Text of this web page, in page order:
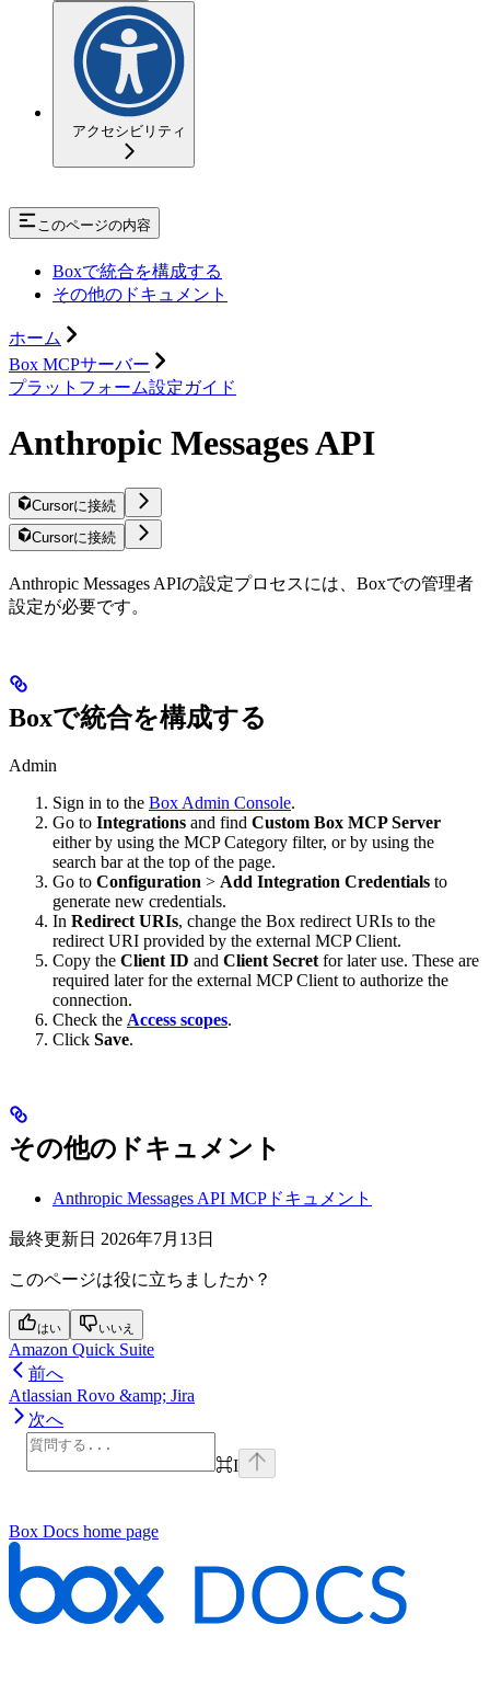
アクセシビリティ
このページの内容
Boxで統合を構成する
その他のドキュメント
ホーム
Box MCPサーバー
プラットフォーム設定ガイド
Anthropic Messages API
Cursorに接続
Cursorに接続
Anthropic Messages APIの設定プロセスには、Boxでの管理者
設定が必要です。
Boxで統合を構成する
Admin
Sign in to the Box Admin Console.
Go to Integrations and find Custom Box MCP Server
either by using the MCP Category filter, or by using the
search bar at the top of the page.
Go to Configuration > Add Integration Credentials to
generate new credentials.
In Redirect URIs, change the Box redirect URIs to the
redirect URI provided by the external MCP Client.
Copy the Client ID and Client Secretfor later use. These are
required later for the external MCP Client to authorize the
connection.
Check the Access scopes.
Click Save.
その他のドキュメント
Anthropic Messages API MCPドキュメント
最終更新日 2026年7月13日
このページは役に立ちましたか？
はい いいえ
Amazon Quick Suite
前へ
Atlassian Rovo &amp; Jira
次へ
⌘I
Box Docs home page